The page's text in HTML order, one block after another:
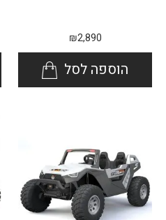
₪2,890
הוספה לסל